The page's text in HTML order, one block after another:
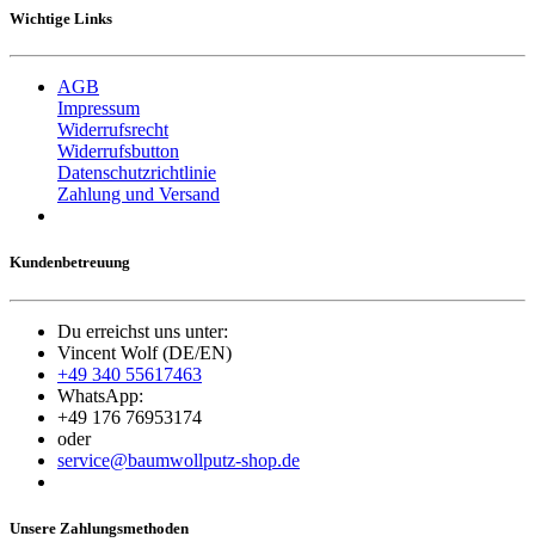
Wichtige Links
AGB
Impressum
Widerrufsrecht
Widerrufsbutton
Datenschutzrichtlinie
Zahlung und Versand
Kundenbetreuung
Du erreichst uns unter:
Vincent Wolf (DE/EN)
+49 340 55617463
WhatsApp:
+49 176 76953174
oder
service@baumwollputz-shop.de
Unsere Zahlungsmethoden